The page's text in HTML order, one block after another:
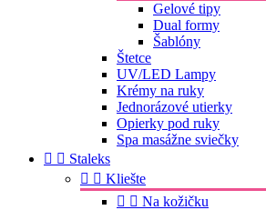
Gelové tipy
Dual formy
Šablóny
Štetce
UV/LED Lampy
Krémy na ruky
Jednorázové utierky
Opierky pod ruky
Spa masážne sviečky
  Staleks
  Kliešte
  Na kožičku